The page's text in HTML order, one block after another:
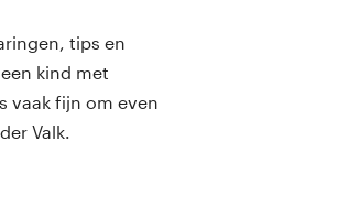
tips en
kind met
vaak fijn om even
Valk.